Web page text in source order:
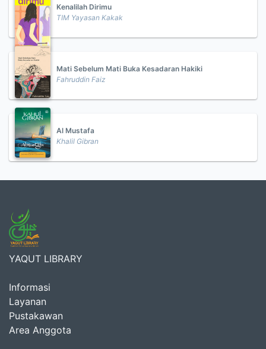
Kenalilah Dirimu
TIM Yayasan Kakak
Mati Sebelum Mati Buka Kesadaran Hakiki
Fahruddin Faiz
Al Mustafa
Khalil Gibran
YAQUT LIBRARY
Informasi
Layanan
Pustakawan
Area Anggota